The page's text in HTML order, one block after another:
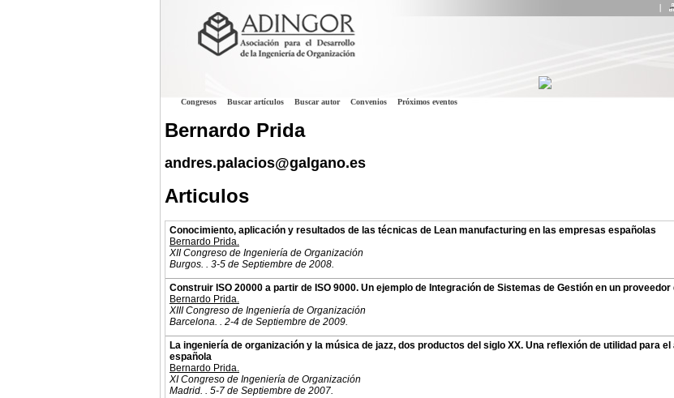
Congresos Buscar artículos Buscar autor Convenios Próximos eventos
Bernardo Prida
andres.palacios@galgano.es
Articulos
Conocimiento, aplicación y resultados de las técnicas de Lean manufacturing en las empresas españolas
Bernardo Prida.
XII Congreso de Ingeniería de Organización
Burgos. . 3-5 de Septiembre de 2008.
Construir ISO 20000 a partir de ISO 9000. Un ejemplo de Integración de Sistemas de Gestión en un
Bernardo Prida.
XIII Congreso de Ingeniería de Organización
Barcelona. . 2-4 de Septiembre de 2009.
La ingeniería de organización y la música de jazz, dos productos del siglo XX. Una reflexión de utilidad para
española
Bernardo Prida.
XI Congreso de Ingeniería de Organización
Madrid. . 5-7 de Septiembre de 2007.